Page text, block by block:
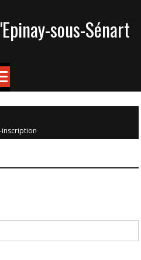
sous-Sénart